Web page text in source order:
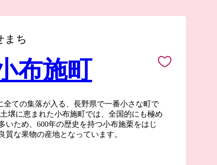
まち
布施町
全ての集落が入る、長野県で一番小さな町で
壌に恵まれた小布施町では、全国的にも極め
いため、600年の歴史を持つ小布施栗をはじ
質な果物の産地となっています。